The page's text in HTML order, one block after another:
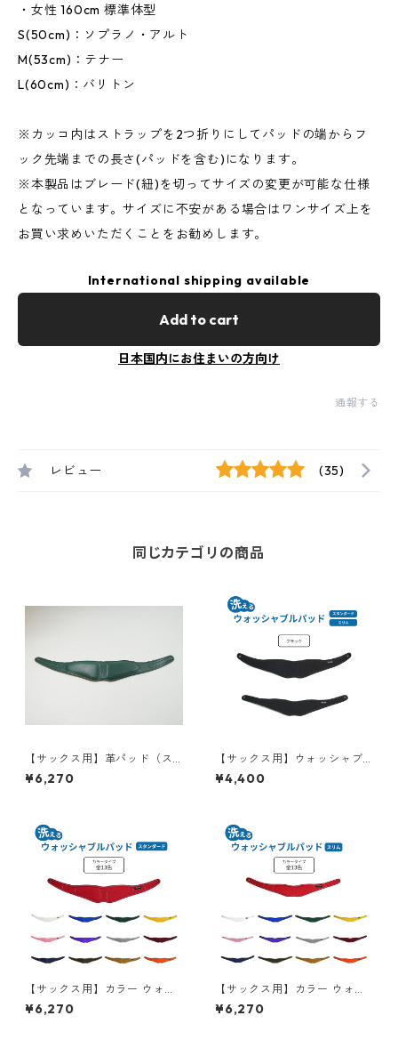
・女性 160cm 標準体型
S(50cm)：ソプラノ・アルト
M(53cm)：テナー
L(60cm)：バリトン
※カッコ内はストラップを2つ折りにしてパッドの端からフ
ック先端までの長さ(パッドを含む)になります。
※本製品はブレード(紐)を切ってサイズの変更が可能な仕様
となっています。サイズに不安がある場合はワンサイズ上を
お買い求めいただくことをお勧めします。
International shipping available
Add to cart
日本国内にお住まいの方向け
通報する
レビュー (35)
同じカテゴリの商品
【サックス用】革パッド（ス
タンダード/スリム）【限定
色：キプロス】
¥6,270
【サックス用】ウォッシャブ
ルパッド（スタンダード/スリ
ム）
¥4,400
【サックス用】カラー ウォッ
シャブルパッド（スタンダー
ド）【全13色】
¥6,270
【サックス用】カラー ウォッ
シャブルパッド（スリム）
【全13色】
¥6,270